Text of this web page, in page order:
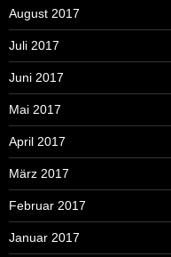
August 2017
Juli 2017
Juni 2017
Mai 2017
April 2017
März 2017
Februar 2017
Januar 2017